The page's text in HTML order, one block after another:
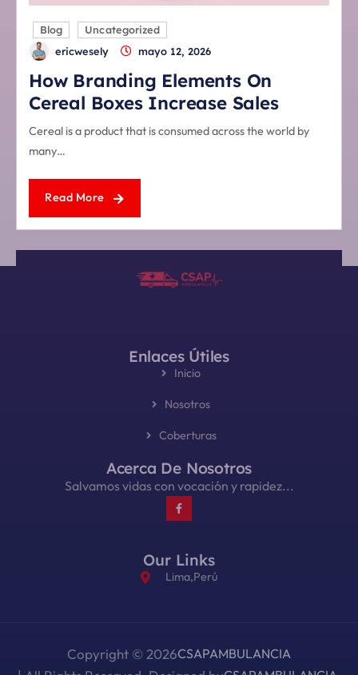
Blog
Uncategorized
ericwesely
mayo 12, 2026
How Branding Elements On
Cereal Boxes Increase Sales
Cereal is a product that is consumed across the world by
many…
Read More
Enlaces Útiles
Inicio
Nosotros
Coberturas
Acerca De Nosotros
Salvamos vidas con vocación y rapidez...
Our Links
Lima,Perú
Copyright © 2026CSAPAMBULANCIA